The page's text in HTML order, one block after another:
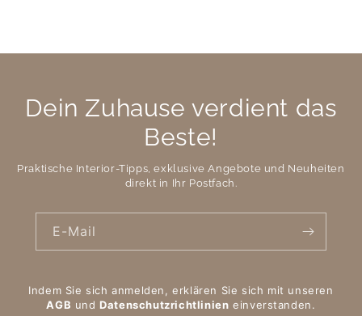
Dein Zuhause verdient das
Beste!
Praktische Interior-Tipps, exklusive Angebote und Neuheiten
direkt in Ihr Postfach.
E-Mail
Indem Sie sich anmelden, erklären Sie sich mit unseren
AGB undDatenschutzrichtlinien einverstanden.